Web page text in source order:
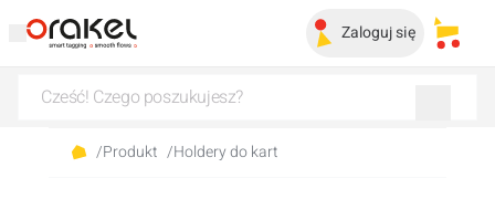
Zaloguj się Moje
/Produkt /Holdery do kart